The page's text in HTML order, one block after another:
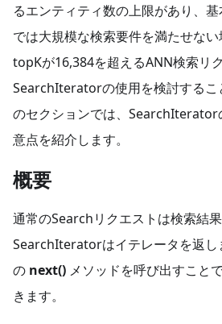
るエンティティ数の上限があり、
では大規模な検索要件を満たせない
topKが16,384を超えるANN検索リク
SearchIteratorの使用を検討するこ
のセクションでは、SearchIterator
意点を紹介します。
概要
通常のSearchリクエストは検索結果
SearchIteratorはイテレータを返し
の next() メソッドを呼び出すこと
きます。